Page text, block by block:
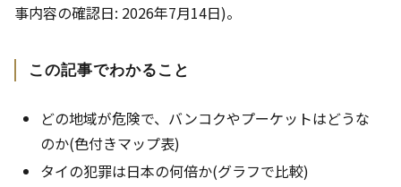
事内容の確認日: 2026年7月14日)。
この記事でわかること
どの地域が危険で、バンコクやプーケットはどうな
のか(色付きマップ表)
タイの犯罪は日本の何倍か(グラフで比較)